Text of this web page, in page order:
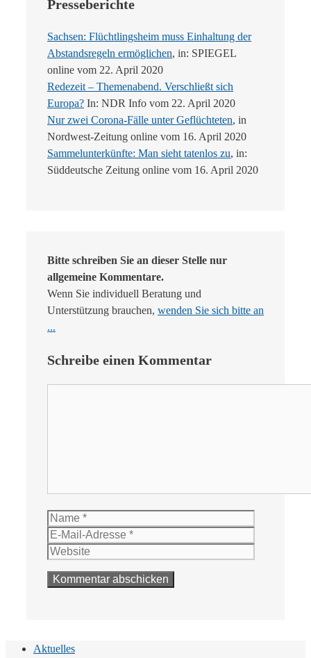
Presseberichte
Sachsen: Flüchtlingsheim muss Einhaltung der
Abstandsregeln ermöglichen, in: SPIEGEL
online vom 22. April 2020
Redezeit – Themenabend. Verschließt sich
Europa? In: NDR Info vom 22. April 2020
Nur zwei Corona-Fälle unter Geflüchteten, in
Nordwest-Zeitung online vom 16. April 2020
Sammelunterkünfte: Man sieht tatenlos zu, in:
Süddeutsche Zeitung online vom 16. April 2020
Bitte schreiben Sie an dieser Stelle nur
allgemeine Kommentare.
Wenn Sie individuell Beratung und
Unterstützung brauchen, wenden Sie sich bitte an
...
Schreibe einen Kommentar
Name
Aktuelles